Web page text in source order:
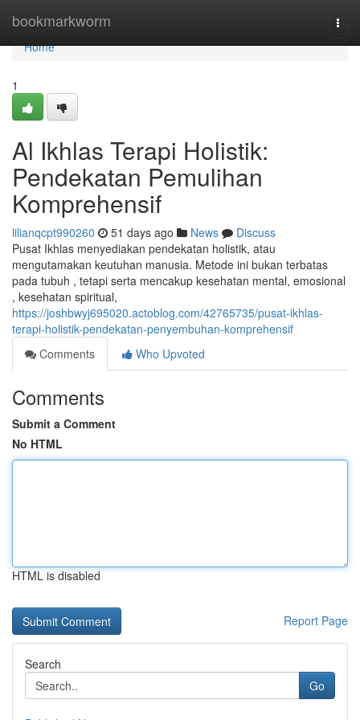
bookmarkworm
Home
Home
1
Al Ikhlas Terapi Holistik:
Pendekatan Pemulihan
Komprehensif
lilianqcpt990260 51 days ago News
Discuss
Pusat Ikhlas menyediakan pendekatan holistik, atau
mengutamakan keutuhan manusia. Metode ini bukan terbatas
pada tubuh , tetapi serta mencakup kesehatan mental, emosional
, kesehatan spiritual,
https://joshbwyj695020.actoblog.com/42765735/pusat-ikhlas-
terapi-holistik-pendekatan-penyembuhan-komprehensif
Comments
Who Upvoted
Comments
Submit a Comment
No HTML
HTML is disabled
Report Page
Search
Go